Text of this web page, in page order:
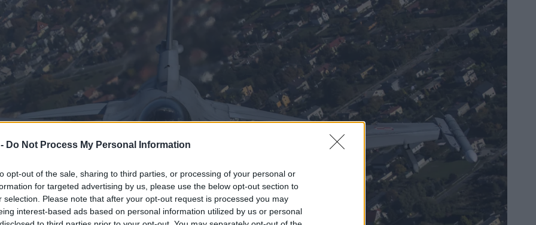
Do Not Process My Personal Information
opt-out of the sale, sharing to third parties, or processing of your personal or
for targeted advertising by us, please use the below opt-out section to
selection. Please note that after your opt-out request is processed you may
interest-based ads based on personal information utilized by us or personal